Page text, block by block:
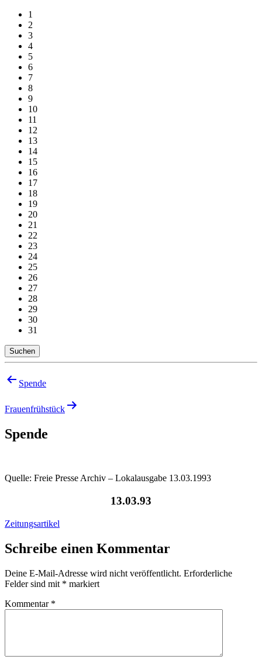
1
2
3
4
5
6
7
8
9
10
11
12
13
14
15
16
17
18
19
20
21
22
23
24
25
26
27
28
29
30
31
Suchen
Beitragsnavigation
Spende
Frauenfrühstück
Spende
Quelle: Freie Presse Archiv – Lokalausgabe 13.03.1993
13.03.93
Zeitungsartikel
Schreibe einen Kommentar
Deine E-Mail-Adresse wird nicht veröffentlicht. Erforderliche
Felder sind mit * markiert
Kommentar *